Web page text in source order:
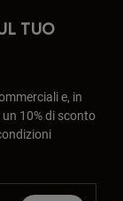
TUO
e, in
10% di sconto